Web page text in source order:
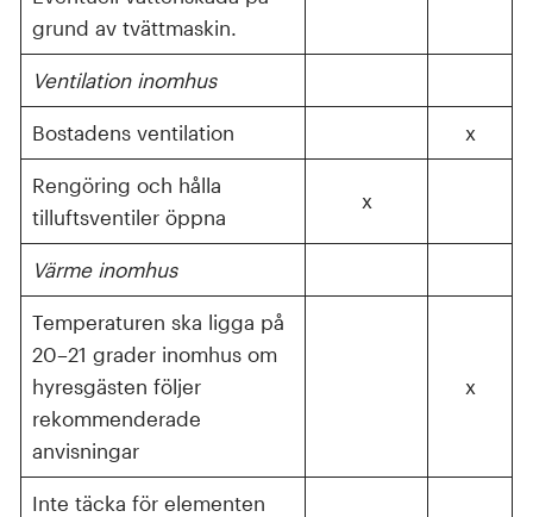
grund av tvättmaskin.
Ventilation inomhus
Bostadens ventilation x
Rengöring och hålla
tilluftsventiler öppna
x
Värme inomhus
Temperaturen ska ligga på
20–21 grader inomhus om
hyresgästen följer
rekommenderade
anvisningar
x
Inte täcka för elementen